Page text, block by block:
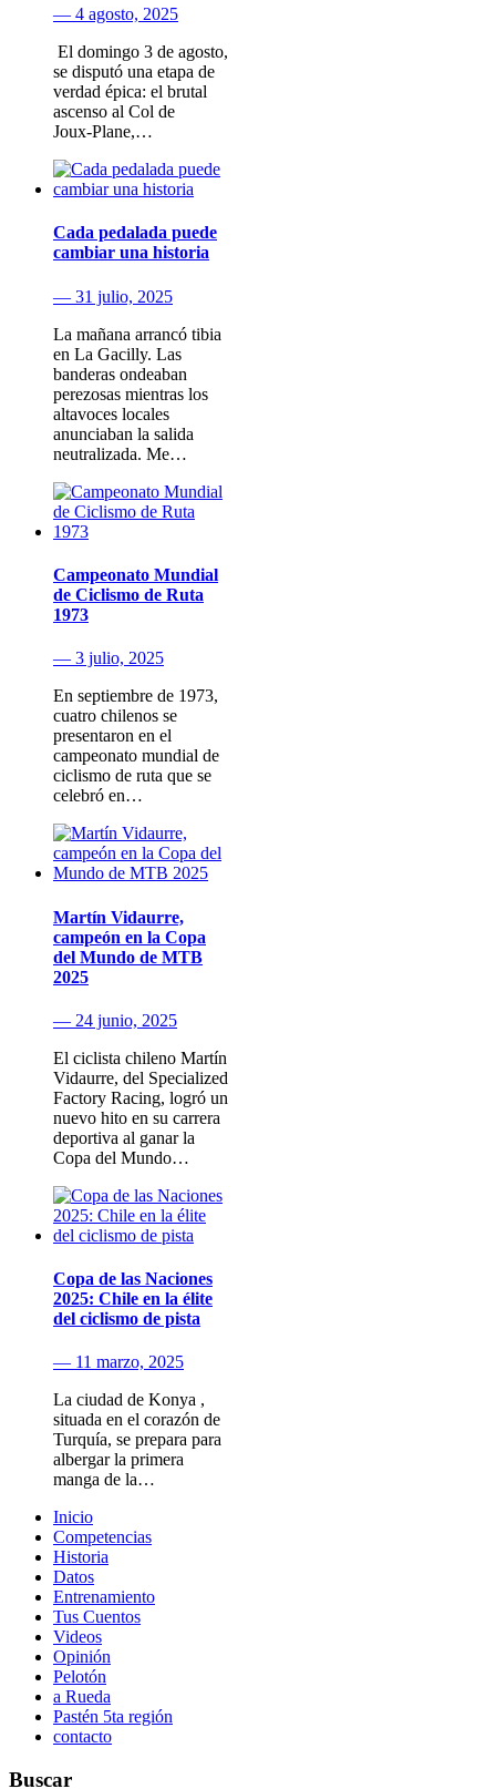
— 4 agosto, 2025
​ El domingo 3 de agosto​,
se disputó una etapa de
verdad épica: el brutal
ascenso al Col de
Joux‑Plane,…
Cada pedalada puede
cambiar una historia
— 31 julio, 2025
La mañana arrancó tibia
en La Gacilly. Las
banderas ondeaban
perezosas mientras los
altavoces locales
anunciaban la salida
neutralizada. Me…
Campeonato Mundial
de Ciclismo de Ruta
1973
— 3 julio, 2025
En septiembre de 1973,
cuatro chilenos se
presentaron en el
campeonato mundial de
ciclismo de ruta que se
celebró en…
Martín Vidaurre,
campeón en la Copa
del Mundo de MTB
2025
— 24 junio, 2025
El ciclista chileno Martín
Vidaurre, del Specialized
Factory Racing, logró un
nuevo hito en su carrera
deportiva al ganar la
Copa del Mundo…
Copa de las Naciones
2025: Chile en la élite
del ciclismo de pista
— 11 marzo, 2025
La ciudad de Konya ,
situada en el corazón de
Turquía, se prepara para
albergar la primera
manga de la…
Inicio
Competencias
Historia
Datos
Entrenamiento
Tus Cuentos
Videos
Opinión
Pelotón
a Rueda
Pastén 5ta región
contacto
Buscar